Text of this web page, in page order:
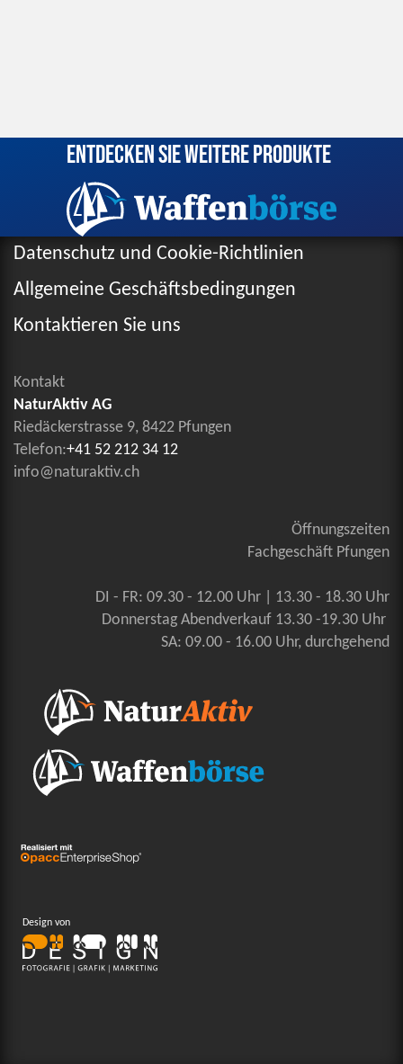
Entdecken Sie weitere Produkte
Datenschutz und Cookie-Richtlinien
Allgemeine Geschäftsbedingungen
Kontaktieren Sie uns
Kontakt
NaturAktiv AG
Riedäckerstrasse 9, 8422 Pfungen
Telefon:+41 52 212 34 12
info@naturaktiv.ch
Öffnungszeiten
Fachgeschäft Pfungen
DI - FR: 09.30 - 12.00 Uhr | 13.30 - 18.30 Uhr
Donnerstag Abendverkauf 13.30 -19.30 Uhr
SA: 09.00 - 16.00 Uhr, durchgehend
Design von